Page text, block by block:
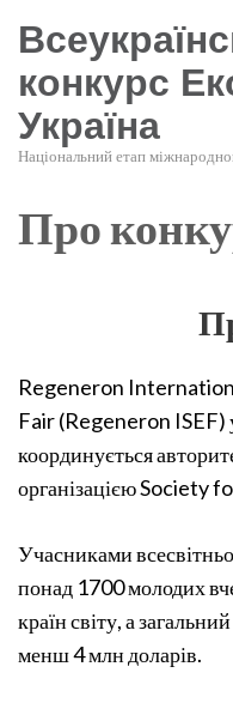
конкурс
Україна
Національний етап
Про
Regeneron
Fair (Regeneron ISEF)
координується
організацією Society
Учасниками
понад 1700 молодих
країн світу, а
менш 4 млн доларів.